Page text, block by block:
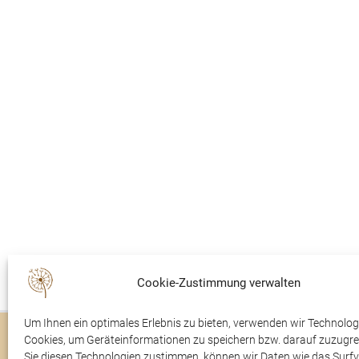
Cookie-Zustimmung verwalten
Um Ihnen ein optimales Erlebnis zu bieten, verwenden wir
Cookies, um Geräteinformationen zu speichern bzw. darauf
Trauerfälle Rudolfsaal